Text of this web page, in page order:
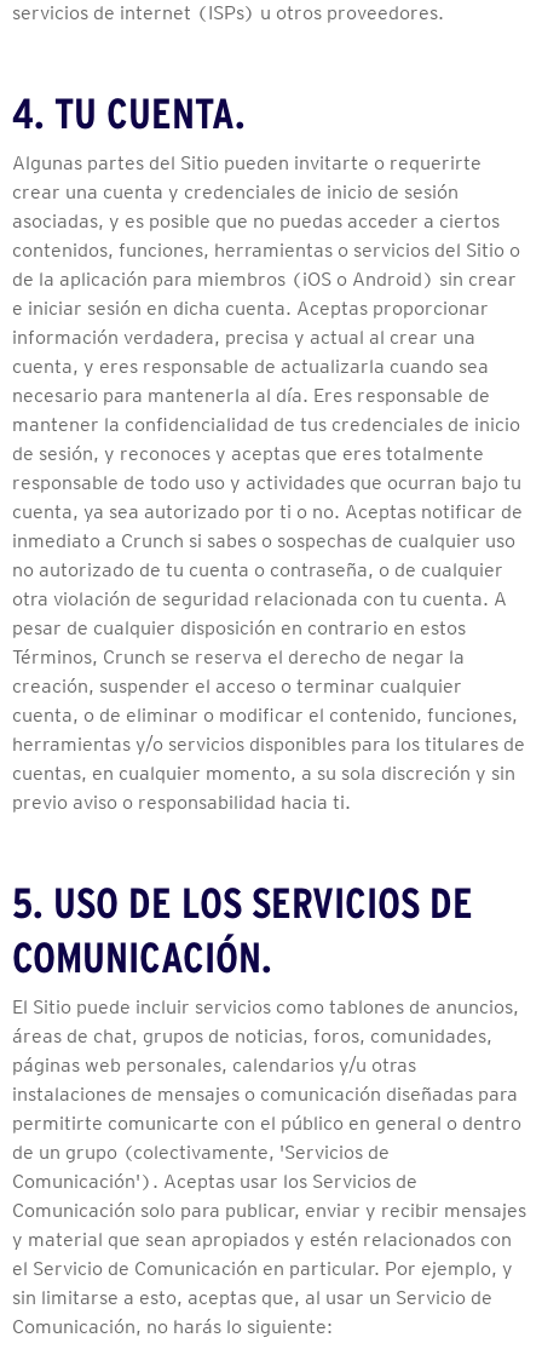
servicios de internet (ISPs) u otros proveedores.
4. TU CUENTA.
Algunas partes del Sitio pueden invitarte o requerirte
crear una cuenta y credenciales de inicio de sesión
asociadas, y es posible que no puedas acceder a ciertos
contenidos, funciones, herramientas o servicios del Sitio o
de la aplicación para miembros (iOS o Android) sin crear
e iniciar sesión en dicha cuenta. Aceptas proporcionar
información verdadera, precisa y actual al crear una
cuenta, y eres responsable de actualizarla cuando sea
necesario para mantenerla al día. Eres responsable de
mantener la confidencialidad de tus credenciales de inicio
de sesión, y reconoces y aceptas que eres totalmente
responsable de todo uso y actividades que ocurran bajo tu
cuenta, ya sea autorizado por ti o no. Aceptas notificar de
inmediato a Crunch si sabes o sospechas de cualquier uso
no autorizado de tu cuenta o contraseña, o de cualquier
otra violación de seguridad relacionada con tu cuenta. A
pesar de cualquier disposición en contrario en estos
Términos, Crunch se reserva el derecho de negar la
creación, suspender el acceso o terminar cualquier
cuenta, o de eliminar o modificar el contenido, funciones,
herramientas y/o servicios disponibles para los titulares de
cuentas, en cualquier momento, a su sola discreción y sin
previo aviso o responsabilidad hacia ti.
5. USO DE LOS SERVICIOS DE
COMUNICACIÓN.
El Sitio puede incluir servicios como tablones de anuncios,
áreas de chat, grupos de noticias, foros, comunidades,
páginas web personales, calendarios y/u otras
instalaciones de mensajes o comunicación diseñadas para
permitirte comunicarte con el público en general o dentro
de un grupo (colectivamente, 'Servicios de
Comunicación'). Aceptas usar los Servicios de
Comunicación solo para publicar, enviar y recibir mensajes
y material que sean apropiados y estén relacionados con
el Servicio de Comunicación en particular. Por ejemplo, y
sin limitarse a esto, aceptas que, al usar un Servicio de
Comunicación, no harás lo siguiente: